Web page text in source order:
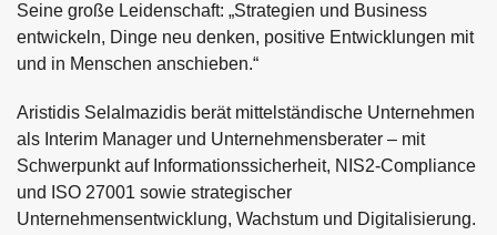
Seine große Leidenschaft: „Strategien und Business
entwickeln, Dinge neu denken, positive Entwicklungen mit
und in Menschen anschieben.“
Aristidis Selalmazidis berät mittelständische Unternehmen
als Interim Manager und Unternehmensberater – mit
Schwerpunkt auf Informationssicherheit, NIS2-Compliance
und ISO 27001 sowie strategischer
Unternehmensentwicklung, Wachstum und Digitalisierung.